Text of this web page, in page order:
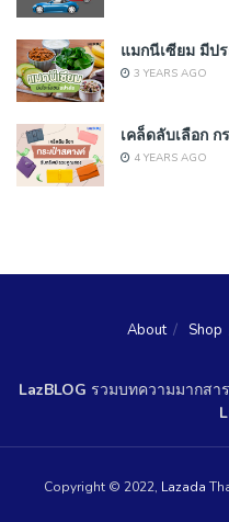
แมกนีเซียม มีป
3 YEARS AGO
เคล็ดลับเลือก
4 YEARS AGO
About Shop
LazBLOG รวมบทความมากสา
Copyright © 2022, Lazada